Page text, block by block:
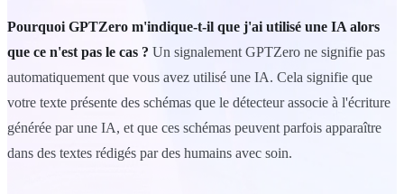
Pourquoi GPTZero m'indique-t-il que j'ai utilisé une IA alors
que ce n'est pas le cas ? Un signalement GPTZero ne signifie pas
automatiquement que vous avez utilisé une IA. Cela signifie que
votre texte présente des schémas que le détecteur associe à l'écriture
générée par une IA, et que ces schémas peuvent parfois apparaître
dans des textes rédigés par des humains avec soin.